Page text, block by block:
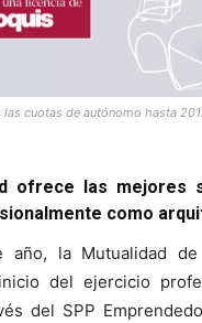
las cuotas de autónomo hasta
ofrece las mejores
como
año, la Mutualidad
del ejercicio
del SPP